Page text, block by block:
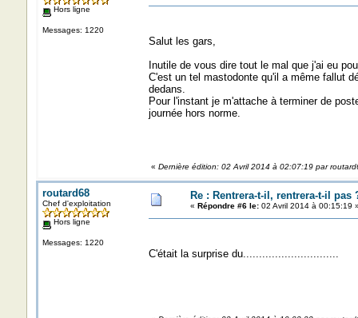
Hors ligne
Messages: 1220
Salut les gars,
Inutile de vous dire tout le mal que j'ai eu
C'est un tel mastodonte qu'il a même fallut
dedans.
Pour l'instant je m'attache à terminer de
journée hors norme.
« Dernière édition: 02 Avril 2014 à 02:07:19 par
routard68
Chef d'exploitation
Hors ligne
Messages: 1220
Re : Rentrera-t-il, rentrera-t-il pas
« Répondre #6 le:02 Avril 2014 à 00:15:19
C'était la surprise du..............................